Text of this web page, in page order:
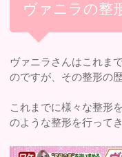
ヴァニラの整
ヴァニラさんはこれま
のですが、その整形の
これまでに様々な整形
のような整形を行って